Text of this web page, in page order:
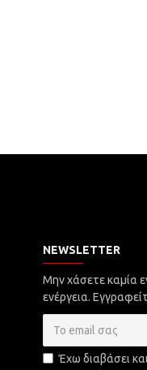
NEWSLETTER
Μην χάσετε καμία
ενέργεια.
Έχω διαβάσει